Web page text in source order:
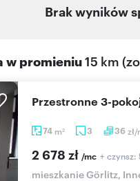
Brak wyników
w promieniu15 km (
74 m2 3 36zł/
Przestronne 3-
2 678 zł /mc + czynsz:
mieszkanie Görlitz,